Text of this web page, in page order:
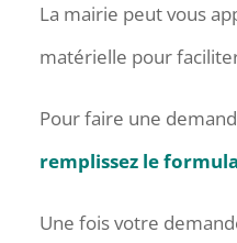
La mairie peut vous
matérielle pour
Pour faire une
remplissez le
Une fois votre